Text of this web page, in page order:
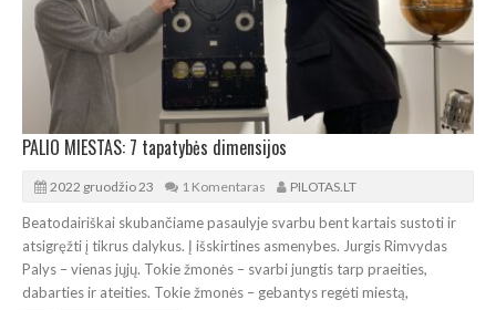
PALIO MIESTAS: 7 tapatybės dimensijos
2022 gruodžio 23 1 Komentaras PILOTAS.LT
Beatodairiškai skubančiame pasaulyje svarbu bent kartais sustoti ir
atsigręžti į tikrus dalykus. Į išskirtines asmenybes. Jurgis Rimvydas
Palys – vienas jųjų. Tokie žmonės – svarbi jungtis tarp praeities,
dabarties ir ateities. Tokie žmonės – gebantys regėti miestą,